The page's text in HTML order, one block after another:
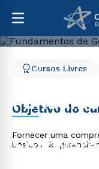
Cursos Livres
Software
Cursos Livres
Objetivo do
Fornecer uma
básicos do